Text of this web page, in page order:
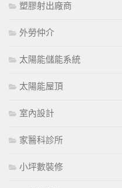
塑膠射出廠商
外勞仲介
太陽能儲能系統
太陽能屋頂
室內設計
家醫科診所
小坪數裝修